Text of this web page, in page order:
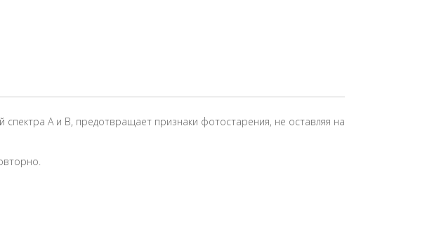
А и В, предотвращает признаки фотостарения, не оставляя на